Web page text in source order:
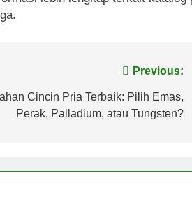
Previous:
Cincin Pria Terbaik: Pilih Emas,
Perak, Palladium, atau Tungsten?